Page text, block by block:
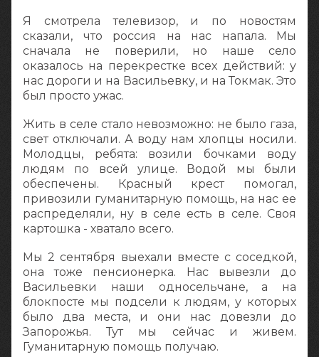
Я смотрела телевизор, и по новостям
сказали, что россия на нас напала. Мы
сначала не поверили, но наше село
оказалось на перекрестке всех действий: у
нас дороги и на Васильевку, и на Токмак. Это
был просто ужас.
Жить в селе стало невозможно: не было газа,
свет отключали. А воду нам хлопцы носили.
Молодцы, ребята: возили бочками воду
людям по всей улице. Водой мы были
обеспечены. Красный крест помогал,
привозили гуманитарную помощь, на нас ее
распределяли, ну в селе есть в селе. Своя
картошка - хватало всего.
Мы 2 сентября выехали вместе с соседкой,
она тоже пенсионерка. Нас вывезли до
Васильевки наши односельчане, а на
блокпосте мы подсели к людям, у которых
было два места, и они нас довезли до
Запорожья. Тут мы сейчас и живем.
Гуманитарную помощь получаю.